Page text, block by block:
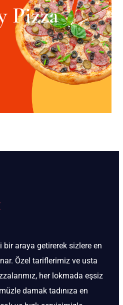
Pizza
araya getirerek sizlere en
Özel tariflerimiz ve usta
her lokmada eşsiz
damak tadınıza en